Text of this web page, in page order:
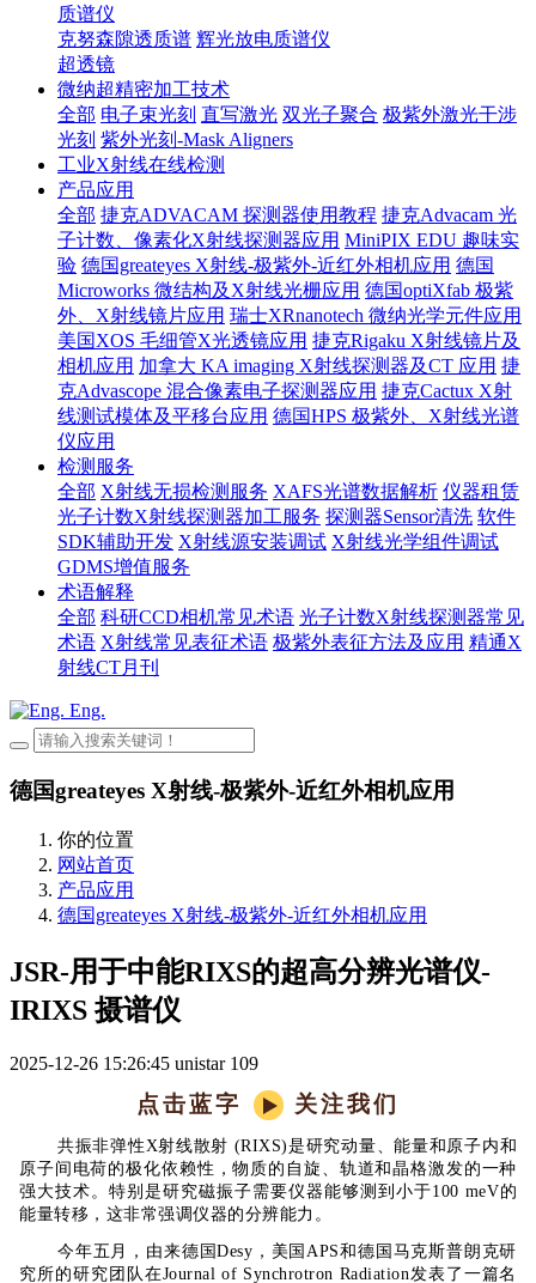
质谱仪
克努森隙透质谱 辉光放电质谱仪
超透镜
微纳超精密加工技术
全部 电子束光刻 直写激光 双光子聚合 极紫外激光干涉
光刻 紫外光刻-Mask Aligners
工业X射线在线检测
产品应用
全部 捷克ADVACAM 探测器使用教程 捷克Advacam 光
子计数、像素化X射线探测器应用 MiniPIX EDU 趣味实
验 德国greateyes X射线-极紫外-近红外相机应用 德国
Microworks 微结构及X射线光栅应用 德国optiXfab 极紫
外、X射线镜片应用 瑞士XRnanotech 微纳光学元件应用
美国XOS 毛细管X光透镜应用 捷克Rigaku X射线镜片及
相机应用 加拿大 KA imaging X射线探测器及CT 应用 捷
克Advascope 混合像素电子探测器应用 捷克Cactux X射
线测试模体及平移台应用 德国HPS 极紫外、X射线光谱
仪应用
检测服务
全部 X射线无损检测服务 XAFS光谱数据解析 仪器租赁
光子计数X射线探测器加工服务 探测器Sensor清洗 软件
SDK辅助开发 X射线源安装调试 X射线光学组件调试
GDMS增值服务
术语解释
全部 科研CCD相机常见术语 光子计数X射线探测器常见
术语 X射线常见表征术语 极紫外表征方法及应用 精通X
射线CT月刊
Eng.
德国greateyes X射线-极紫外-近红外相机应用
你的位置
网站首页
产品应用
德国greateyes X射线-极紫外-近红外相机应用
JSR-用于中能RIXS的超高分辨光谱仪-
IRIXS 摄谱仪
2025-12-26 15:26:45 unistar 109
点击蓝字 关注我们
共振非弹性X射线散射 (RIXS)是研究动量、能量和原子内和
原子间电荷的极化依赖性，物质的自旋、轨道和晶格激发的一种
强大技术。特别是研究磁振子需要仪器能够测到小于100 meV的
能量转移，这非常强调仪器的分辨能力。
今年五月，由来德国Desy，美国APS和德国马克斯普朗克研
究所的研究团队在Journal of Synchrotron Radiation发表了一篇名